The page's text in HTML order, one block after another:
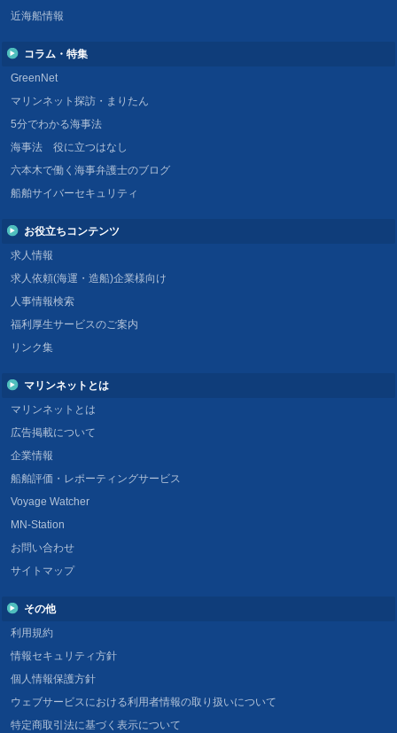
近海船情報
コラム・特集
GreenNet
マリンネット探訪・まりたん
5分でわかる海事法
海事法 役に立つはなし
六本木で働く海事弁護士のブログ
船舶サイバーセキュリティ
お役立ちコンテンツ
求人情報
求人依頼(海運・造船)企業様向け
人事情報検索
福利厚生サービスのご案内
リンク集
マリンネットとは
マリンネットとは
広告掲載について
企業情報
船舶評価・レポーティングサービス
Voyage Watcher
MN-Station
お問い合わせ
サイトマップ
その他
利用規約
情報セキュリティ方針
個人情報保護方針
ウェブサービスにおける利用者情報の取り扱いについて
特定商取引法に基づく表示について